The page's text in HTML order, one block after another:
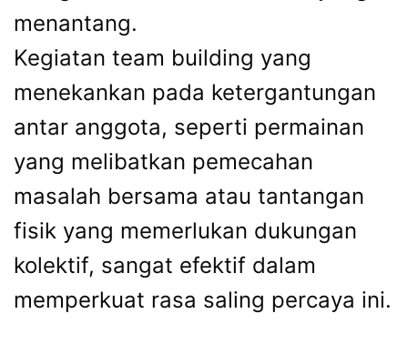
menantang.
Kegiatan team building yang
menekankan pada ketergantungan
antar anggota, seperti permainan
yang melibatkan pemecahan
masalah bersama atau tantangan
fisik yang memerlukan dukungan
kolektif, sangat efektif dalam
memperkuat rasa saling percaya ini.